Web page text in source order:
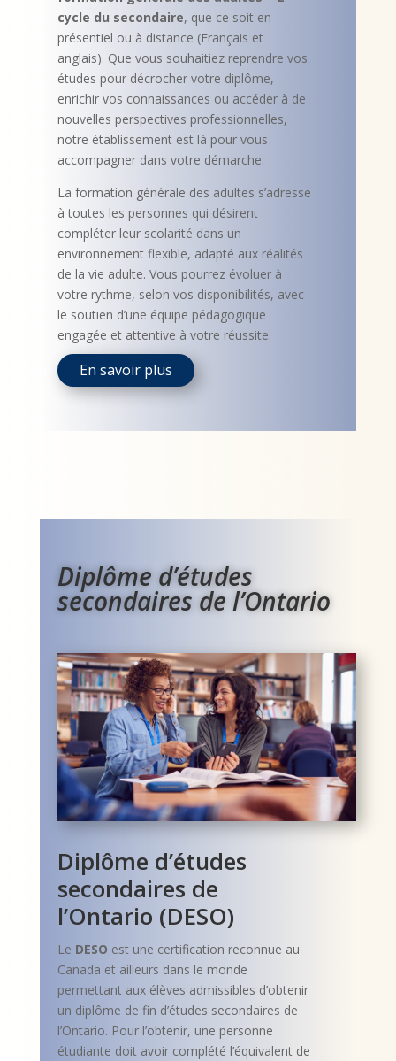
cycle du secondaire, que ce soit en
présentiel ou à distance (Français et
anglais). Que vous souhaitiez reprendre vos
études pour décrocher votre diplôme,
enrichir vos connaissances ou accéder à de
nouvelles perspectives professionnelles,
notre établissement est là pour vous
accompagner dans votre démarche.
La formation générale des adultes s’adresse
à toutes les personnes qui désirent
compléter leur scolarité dans un
environnement flexible, adapté aux réalités
de la vie adulte. Vous pourrez évoluer à
votre rythme, selon vos disponibilités, avec
le soutien d’une équipe pédagogique
engagée et attentive à votre réussite.
En savoir plus
Diplôme d’études
secondaires de l’Ontario
Diplôme d’études
secondaires de
l’Ontario (DESO)
Le DESO est une certification reconnue au
Canada et ailleurs dans le monde
permettant aux élèves admissibles d’obtenir
un diplôme de fin d’études secondaires de
l’Ontario. Pour l’obtenir, une personne
étudiante doit avoir complété l’équivalent de